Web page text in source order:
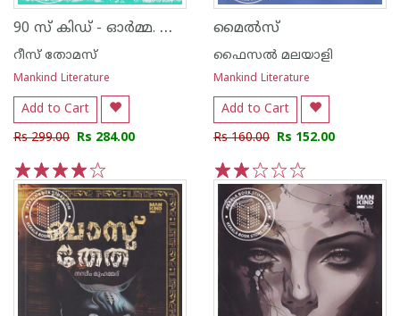
90 സ് കിഡ് - ‌‌ഓര്‍മ്മ. യാത്ര. ജീവിതം.
റീസ് തോമസ്
Mankind Literature
Add to Cart
Rs 299.00 Rs 284.00
5
4
3
2
1
മൈൽസ്
ഫൈസൽ മലയാളി
Mankind Literature
Add to Cart
Rs 160.00 Rs 152.00
5
4
3
2
1